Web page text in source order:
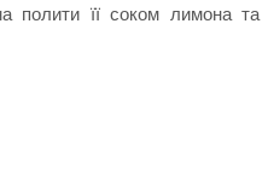
полити її соком лимона та